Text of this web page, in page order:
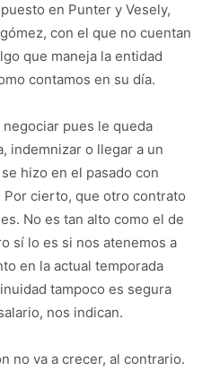
en Punter y Vesely,
con el que no cuentan
que maneja la entidad
contamos en su día.
pues le queda
indemnizar o llegar a un
hizo en el pasado con
cierto, que otro contrato
No es tan alto como el de
sí lo es si nos atenemos a
en la actual temporada
tampoco es segura
nos indican.
no va a crecer, al contrario.